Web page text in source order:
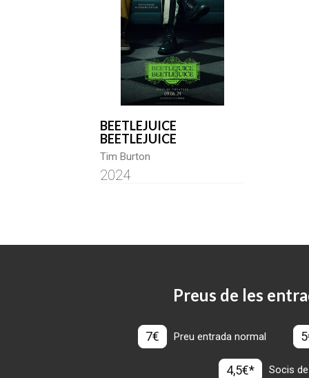
BEETLEJUICE
BEETLEJUICE
Tim Burton
2024
Preus de les
7€ Preu entrada normal
4,5€* Socis